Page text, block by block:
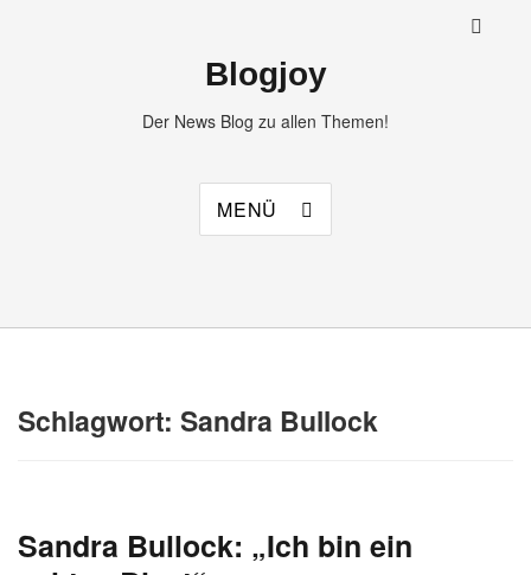
Blogjoy
Der News Blog zu allen Themen!
MENÜ
Schlagwort: Sandra Bullock
Sandra Bullock: „Ich bin ein